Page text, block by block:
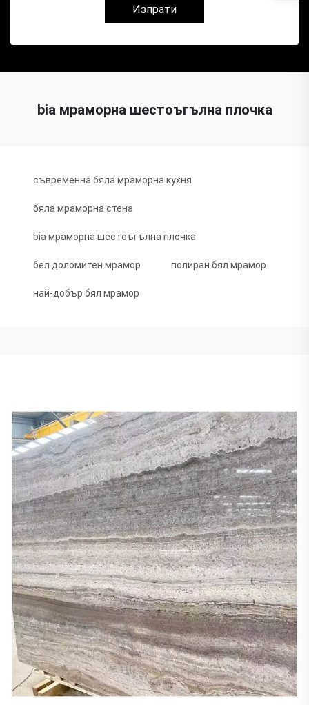
Изпрати
bia мраморна шестоъгълна плочка
съвременна бяла мраморна кухня
бяла мраморна стена
bia мраморна шестоъгълна плочка
бел доломитен мрамор полиран бял мрамор
най-добър бял мрамор